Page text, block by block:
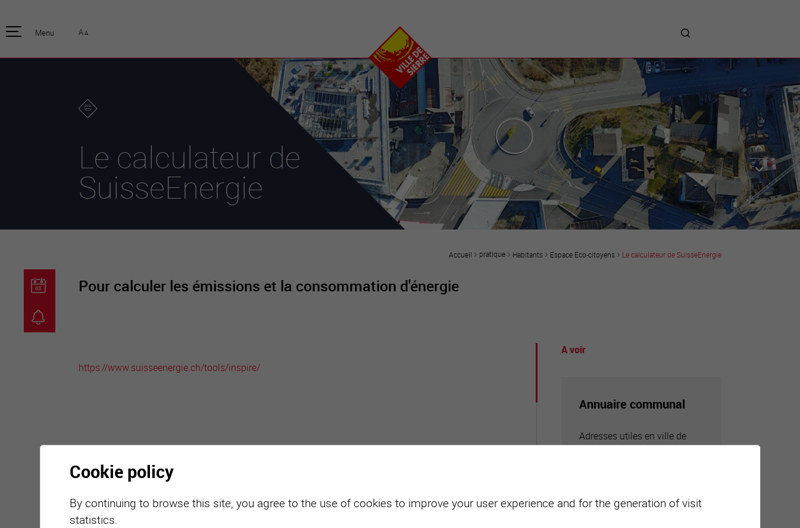
Enfants et écoliers
Formation
Informations parcelles
Guichet virtuel
Annuaire communal
Emplois
Organisation
communale
Programme de
législature 2025-2028
Stratégies
Jumelage
Agglo Valais Central
Manifestations
Art et culture
Sport et loisirs
Vins, gastronomie et
séjours
Clubs et associations
Nature
Projets
Chantiers en ville
Plan directeur du
centre-ville
Prestations
Avantages
Unternehmen :
Willkommen!
Companies : Welcome!
Imprese : benvenute!
Menu A A
Le calculateur de
SuisseEnergie
Accueil pratique Habitants Espace Eco-citoyens Le calculateur de SuisseEnergie
Pour calculer les émissions et la consommation d'énergie
https://www.suisseenergie.ch/tools/inspire/
A voir
Annuaire communal
Adresses utiles en ville de
Cookie policy
By continuing to browse this site, you agree to the use of cookies to improve your user experience and for the generation of visit
statistics.